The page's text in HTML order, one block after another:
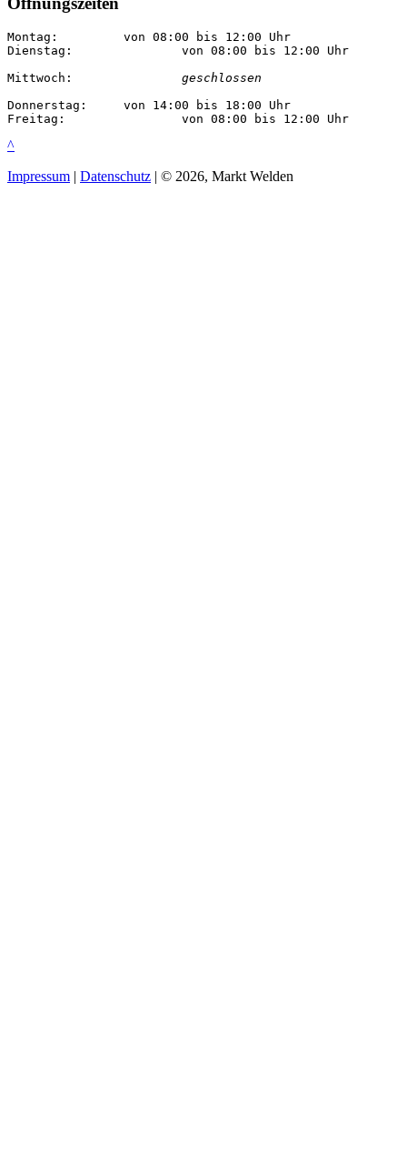
Montag:		von 08:00 bis 12:00 Uhr
Dienstag:		von 08:00 bis 12:00 Uhr
geschlossen
Donnerstag:	von 14:00 bis 18:00 Uhr
Freitag:		von 08:00 bis 12:00 Uhr
^
Impressum | Datenschutz | © 2026, Markt Welden